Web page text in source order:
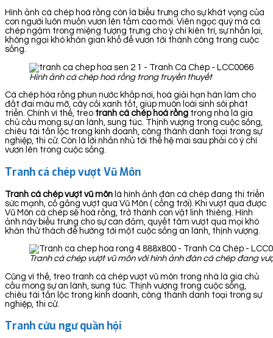
Hình ảnh cá chép hoá rồng còn là biểu trưng cho sự khát vọng của
con người luôn muốn vươn lên tầm cao mới. Viên ngọc quý mà cá
chép ngậm trong miệng tượng trưng cho ý chí kiên trì, sự nhẫn lại,
không ngại khó khăn gian khổ để vươn tới thành công trong cuộc
sống.
Hình ảnh cá chép hoá rồng trong truyền thuyết
Cá chép hóa rồng phun nước khắp nơi, hoá giải hạn hán làm cho
đất đai màu mỡ, cây cối xanh tốt, giúp muôn loài sinh sôi phát
triển. Chính vì thế, treo tranh cá chép hoá rồng trong nhà là gia
chủ cầu mong sự an lành, sung túc. Thịnh vượng trong cuộc sống,
chiêu tài tấn lộc trong kinh doanh, công thành danh toại trong sự
nghiệp, thi cử. Còn là lời nhắn nhủ tới thế hệ mai sau phải có ý chí
vươn lên trong cuộc sống.
Tranh cá chép vượt Vũ Môn
Tranh cá chép vượt vũ môn là hình ảnh đàn cá chép đang thi triển
sức mạnh, cố gắng vượt qua Vũ Môn ( cổng trời). Khi vượt qua được
Vũ Môn cá chép sẽ hoá rồng, trở thành con vật linh thiêng. Hình
ảnh này biểu trưng cho sự can đảm, quyết tâm vượt qua mọi khó
khăn thử thách để hướng tới một cuộc sống an lành, thịnh vượng.
Tranh cá chép vượt vũ môn với hình ảnh đàn cá chép đang
Cũng vì thế, treo tranh cá chép vượt vũ môn trong nhà là gia chủ
cầu mong sự an lành, sung túc. Thịnh vượng trong cuộc sống,
chiêu tài tấn lộc trong kinh doanh, công thành danh toại trong sự
nghiệp, thi cử.
Tranh cửu ngư quần hội